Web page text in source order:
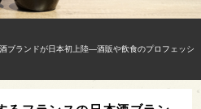
ブランドが日本初上陸—酒販や飲食のプロフェッシ